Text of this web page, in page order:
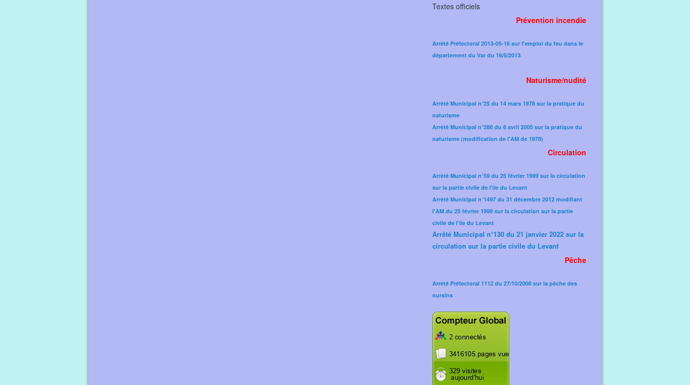
Textes officiels
Prévention incendie
Arrêté Préfectoral 2013-05-16 sur l'emploi du feu dans le
département du Var du 16/5/2013
Naturisme/nudité
Arrêté Municipal n°25 du 14 mars 1978 sur la pratique du
naturisme
Arrêté Municipal n°288 du 8 avril 2005 sur la pratique du
naturisme (modification de l'AM de 1978)​
Circulation
Arrêté Municipal n°59 du 25 février 1999 sur la circulation
sur la partie civile de l'île du Levant
Arrêté Municipal n°1497 du 31 décembre 2012 modifiant
l'AM du 25 février 1999 sur la circulation sur la partie
civile de l'île du Levant
Arrêté Municipal n°130 du 21 janvier 2022 sur la
circulation sur la partie civile du Levant
Pêche
Arrêté Préfectoral 1112 du 27/10/2008 sur la pêche des
oursins